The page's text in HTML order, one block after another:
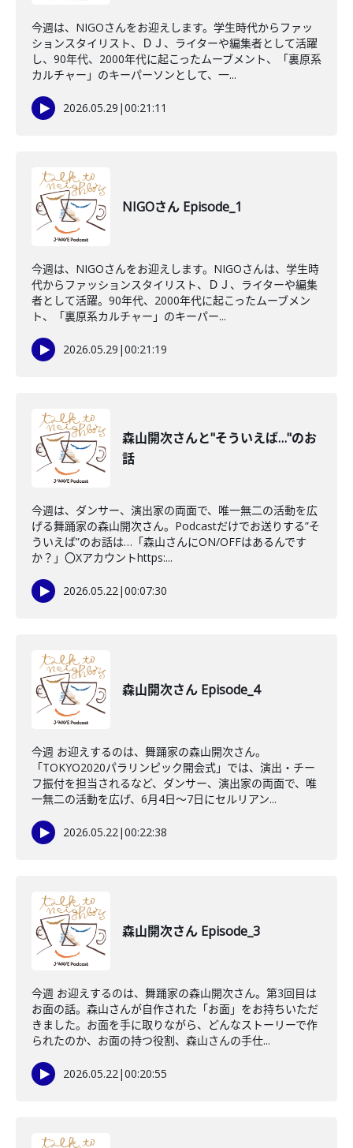
今週は、NIGOさんをお迎えします。学生時代からファッ
ションスタイリスト、ＤＪ、ライターや編集者として活躍
し、90年代、2000年代に起こったムーブメント、「裏原系
カルチャー」のキーパーソンとして、一...
2026.05.29 |00:21:11
NIGOさん Episode_1
今週は、NIGOさんをお迎えします。NIGOさんは、学生時
代からファッションスタイリスト、ＤＪ、ライターや編集
者として活躍。90年代、2000年代に起こったムーブメン
ト、「裏原系カルチャー」のキーパー...
2026.05.29 |00:21:19
森山開次さんと"そういえば…"のお
話
今週は、ダンサー、演出家の両面で、唯一無二の活動を広
げる舞踊家の森山開次さん。Podcastだけでお送りする”そ
ういえば”のお話は…「森山さんにON/OFFはあるんです
か？」〇Xアカウントhttps:...
2026.05.22|00:07:30
森山開次さん Episode_4
今週 お迎えするのは、舞踊家の森山開次さん。
「TOKYO2020パラリンピック開会式」では、演出・チー
フ振付を担当されるなど、ダンサー、演出家の両面で、唯
一無二の活動を広げ、6月4日～7日にセルリアン...
2026.05.22|00:22:38
森山開次さん Episode_3
今週 お迎えするのは、舞踊家の森山開次さん。第3回目は
お面の話。森山さんが自作された「お面」をお持ちいただ
きました。お面を手に取りながら、どんなストーリーで作
られたのか、お面の持つ役割、森山さんの手仕...
2026.05.22|00:20:55